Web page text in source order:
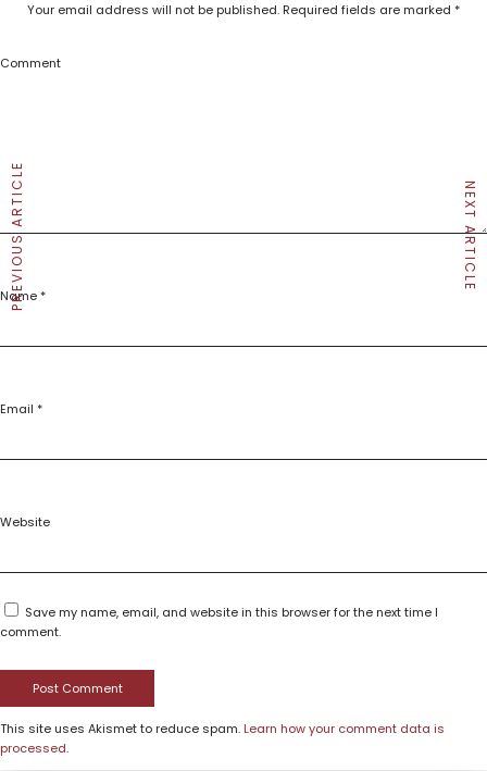
Your email address will not be published. Required fields are marked *
Comment
Name*
Email *
Website
Save my name, email, and website in this browser for the next time I
comment.
This site uses Akismet to reduce spam. Learn how your comment data is
processed.
PREVIOUS ARTICLE NEXT ARTICLE